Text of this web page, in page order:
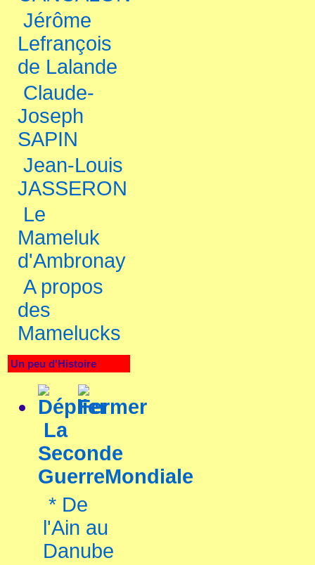
Jérôme
Lefrançois
de Lalande
Claude-
Joseph
SAPIN
Jean-Louis
JASSERON
Le
Mameluk
d'Ambronay
A propos
des
Mamelucks
Un peu d'Histoire
La
Seconde
GuerreMondiale
* De
l'Ain au
Danube